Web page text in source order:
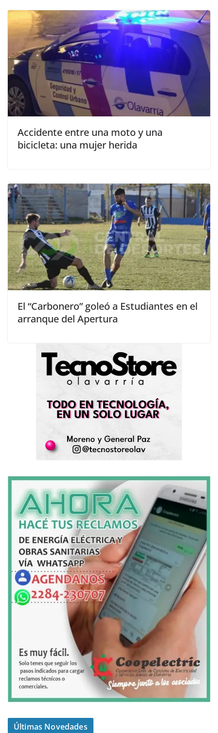
Accidente entre una moto y una
bicicleta: una mujer herida
El “Carbonero” goleó a Estudiantes en el
arranque del Apertura
Últimas Novedades